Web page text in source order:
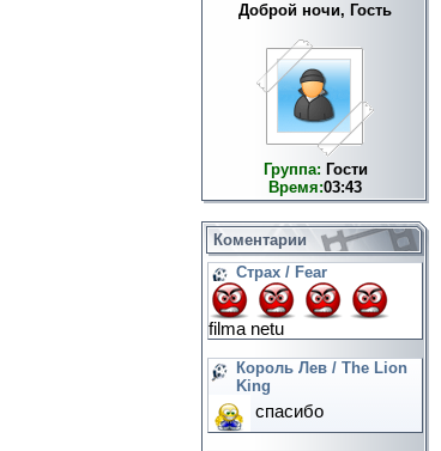
Доброй ночи, Гость
Группа: Гости
Время:03:43
Коментарии
Страх / Fear
filma netu
Король Лев / The Lion
King
спасибо